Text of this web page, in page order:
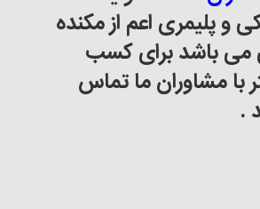
و پلیمری اعم از مکنده
می باشد برای کسب
با مشاوران ما تماس
.